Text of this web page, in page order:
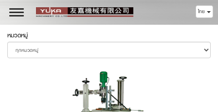
Toggle
navigation
ไทย
หมวดหมู่